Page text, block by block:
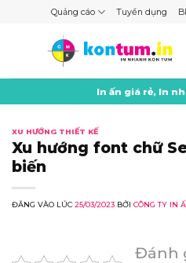
Quảng cáo Tuyển dụng
In ấn giá rẻ, In
XU HƯỚNG THIẾT KẾ
Xu hướng font chữ
biến
ĐĂNG VÀO LÚC 25/03/2023 BỞI CÔNG TY IN
Đánh